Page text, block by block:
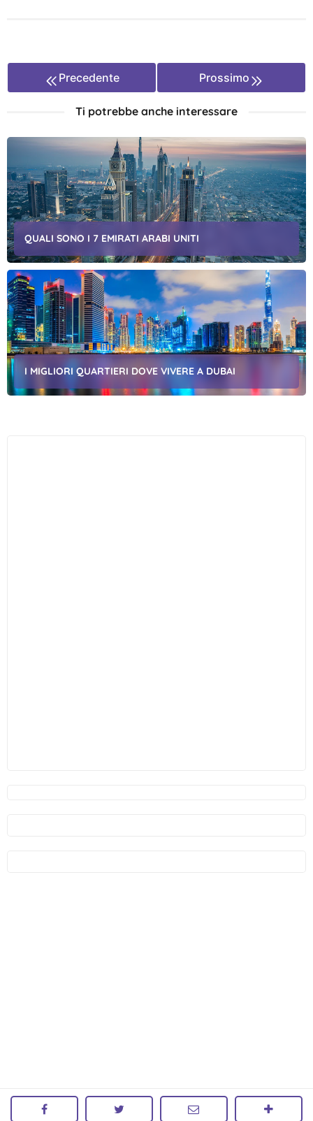
Precedente Prossimo
Ti potrebbe anche interessare
QUALI SONO I 7 EMIRATI ARABI UNITI
I MIGLIORI QUARTIERI DOVE VIVERE A DUBAI